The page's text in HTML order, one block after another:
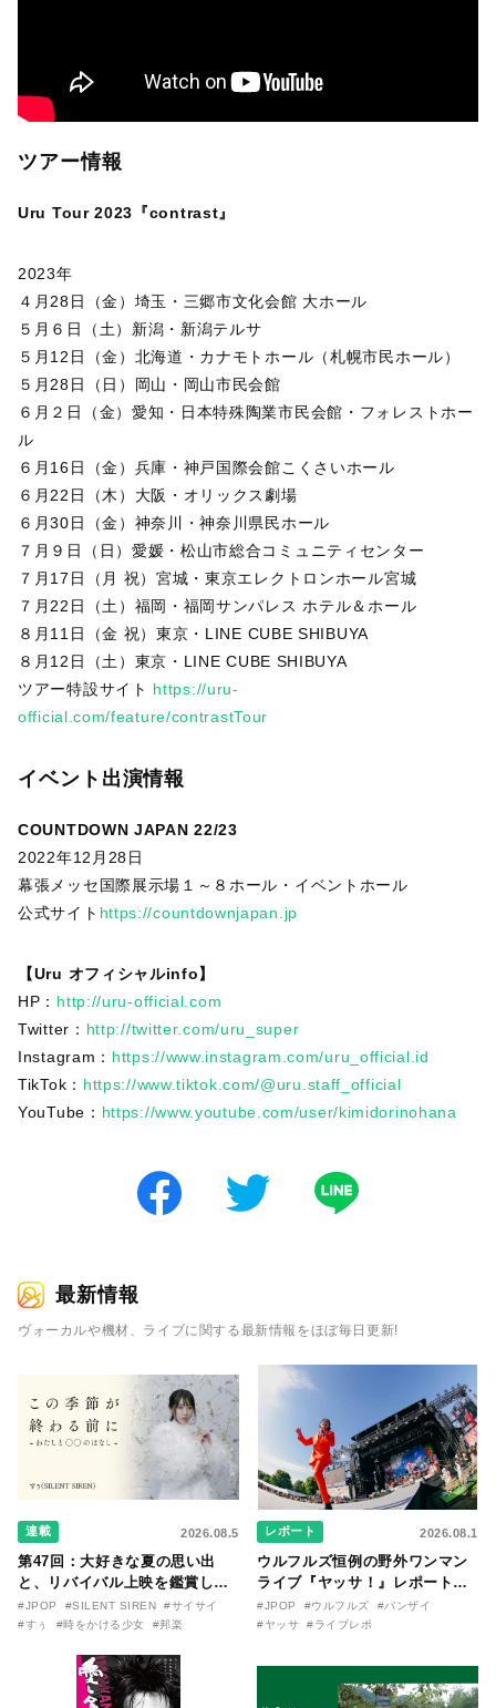
ツアー情報
Uru Tour 2023『contrast』
2023年
４月28日（金）埼玉・三郷市文化会館 大ホール
５月６日（土）新潟・新潟テルサ
５月12日（金）北海道・カナモトホール（札幌市民ホール）
５月28日（日）岡山・岡山市民会館
６月２日（金）愛知・日本特殊陶業市民会館・フォレストホー
ル
６月16日（金）兵庫・神戸国際会館こくさいホール
６月22日（木）大阪・オリックス劇場
６月30日（金）神奈川・神奈川県民ホール
７月９日（日）愛媛・松山市総合コミュニティセンター
７月17日（月 祝）宮城・東京エレクトロンホール宮城
７月22日（土）福岡・福岡サンパレス ホテル＆ホール
８月11日（金 祝）東京・LINE CUBE SHIBUYA
８月12日（土）東京・LINE CUBE SHIBUYA
ツアー特設サイト https://uru-
official.com/feature/contrastTour
イベント出演情報
COUNTDOWN JAPAN 22/23
2022年12月28日
幕張メッセ国際展示場１～８ホール・イベントホール
公式サイト https://countdownjapan.jp
【Uru オフィシャルinfo】
HP： http://uru-official.com
Twitter： http://twitter.com/uru_super
Instagram： https://www.instagram.com/uru_official.id
TikTok： https://www.tiktok.com/@uru.staff_official
YouTube： https://www.youtube.com/user/kimidorinohana
最新情報
ヴォーカルや機材、ライブに関する最新情報をほぼ毎日更新!
連載 2026.08.5
第47回：大好きな夏の思い出
と、リバイバル上映を鑑賞した
『時をかける少女』のおはなし
〜SILENT SIREN・すぅ『この
〇のはなし〜』
#JPOP #SILENT SIREN
#サイサイ
#すぅ
#時をかける少女 #邦楽
レポート 2026.08.1
ウルフルズ恒例の野外ワンマン
ライブ『ヤッサ！』レポート！
リリースから30年を迎えたアル
バム『バンザイ』完全再現に、
た日。
#JPOP #ウルフルズ
#バンザイ
#ヤッサ
#ライブレポ